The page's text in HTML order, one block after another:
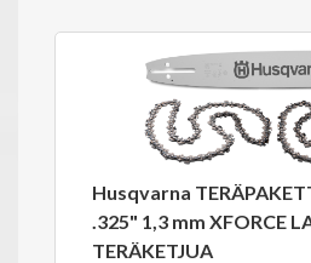
Husqvarna
.325" 1,3 mm XFORCE
TERÄKETJUA